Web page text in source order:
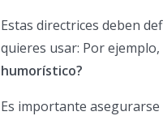
Estas directrices deben
quieres usar: Por ejemplo,
humorístico?
Es importante asegurarse